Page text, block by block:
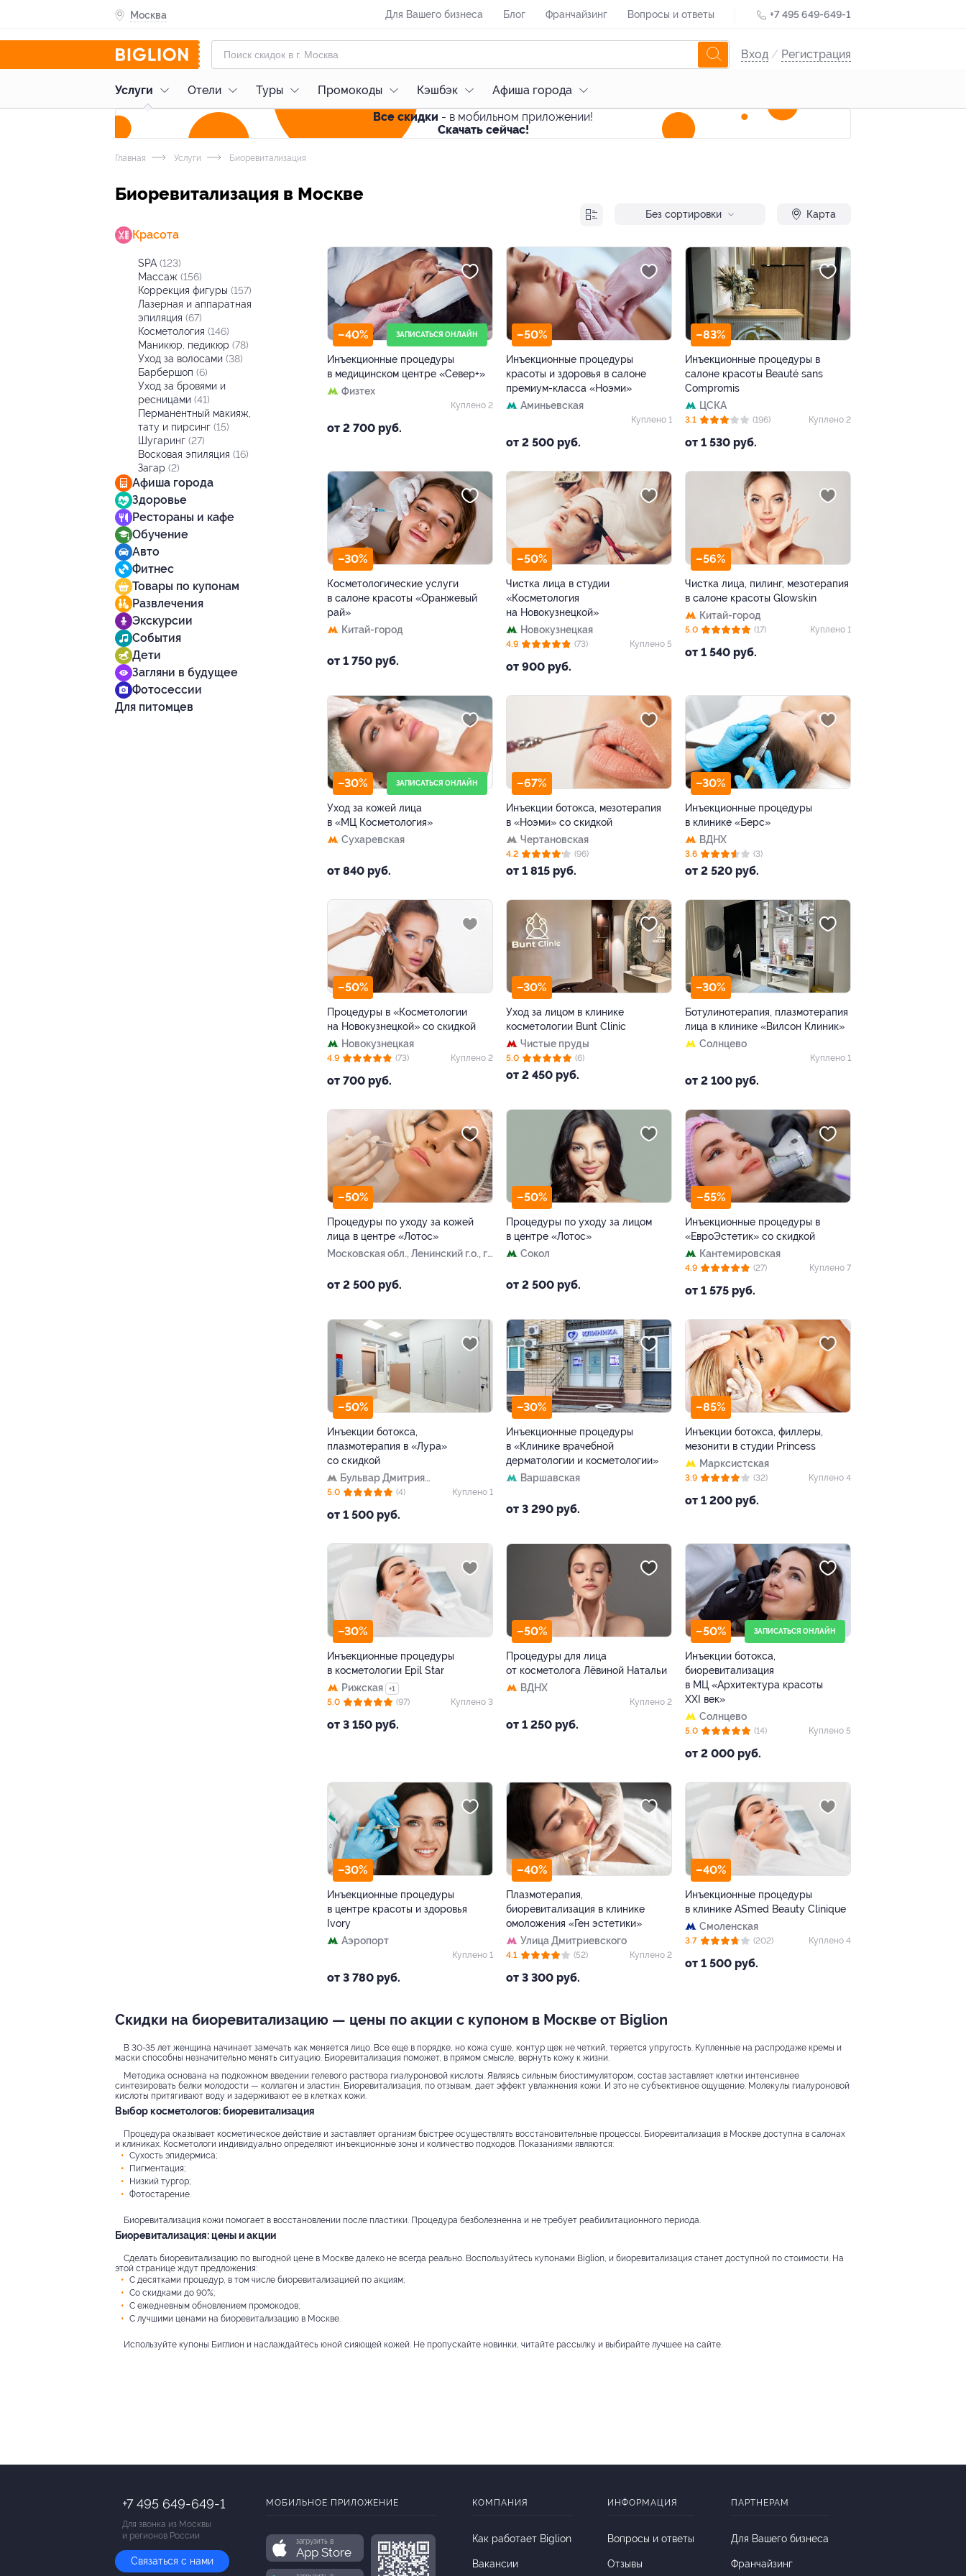
Москва Для Вашего бизнеса Блог Франчайзинг Вопросы и ответы +7 495 649-649-1
Вход / Регистрация
Услуги Отели Туры Промокоды Кэшбэк
Афиша города
Все скидки - в мобильном приложении!
Скачать сейчас!
Главная Услуги Биоревитализация
Биоревитализация в Москве
Без сортировки Карта
Афиша города
Красота
SPA (123)
Массаж (156)
Коррекция фигуры (157)
Лазерная и аппаратная
эпиляция (67)
Косметология (146)
Маникюр, педикюр (78)
Уход за волосами (38)
Барбершоп (6)
Уход за бровями и
ресницами (41)
Перманентный макияж,
тату и пирсинг (15)
Шугаринг (27)
Восковая эпиляция (16)
Загар (2)
Здоровье
Рестораны и кафе
Обучение
Авто
Фитнес
Товары по купонам
Развлечения
Экскурсии
События
Дети
Загляни в будущее
Фотосессии
Для питомцев
–40% ЗАПИСАТЬСЯ ОНЛАЙН
Инъекционные процедуры
в медицинском центре «Север+»
Физтех
от 2 700 руб.
Куплено 2
–50%
Инъекционные процедуры
красоты и здоровья в салоне
премиум-класса «Ноэми»
Аминьевская
от 2 500 руб.
Куплено 1
–83%
Инъекционные процедуры в
салоне красоты Beauté sans
Compromis
ЦСКА
от 1 530 руб.
3.1 (196) Куплено 2
–30%
Косметологические услуги
в салоне красоты «Оранжевый
рай»
Китай-город
от 1 750 руб.
–50%
Чистка лица в студии
«Косметология
на Новокузнецкой»
Новокузнецкая
от 900 руб.
4.9 (73) Куплено 5
–56%
Чистка лица, пилинг, мезотерапия
в салоне красоты Glowskin
Китай-город
от 1 540 руб.
5.0 (17) Куплено 1
–30% ЗАПИСАТЬСЯ ОНЛАЙН
Уход за кожей лица
в «МЦ Косметология»
Сухаревская
от 840 руб.
–67%
Инъекции ботокса, мезотерапия
в «Ноэми» со скидкой
Чертановская
от 1 815 руб.
4.2 (96)
–30%
Инъекционные процедуры
в клинике «Берс»
ВДНХ
от 2 520 руб.
3.6 (3)
–50%
Процедуры в «Косметологии
на Новокузнецкой» со скидкой
Новокузнецкая
от 700 руб.
4.9 (73) Куплено 2
–30%
Уход за лицом в клинике
косметологии Bunt Clinic
Чистые пруды
от 2 450 руб.
5.0 (6)
–30%
Ботулинотерапия, плазмотерапия
лица в клинике «Вилсон Клиник»
Солнцево
от 2 100 руб.
Куплено 1
–50%
Процедуры по уходу за кожей
лица в центре «Лотос»
Московская обл., Ленинский г.о., г.
от 2 500 руб.
–50%
Процедуры по уходу за лицом
в центре «Лотос»
Сокол
от 2 500 руб.
–55%
Инъекционные процедуры в
«ЕвроЭстетик» со скидкой
Кантемировская
от 1 575 руб.
4.9 (27) Куплено 7
–50%
Инъекции ботокса,
плазмотерапия в «Лура»
со скидкой
Бульвар Дмитрия
Донского
от 1 500 руб.
5.0 (4) Куплено 1
–30%
Инъекционные процедуры
в «Клинике врачебной
дерматологии и косметологии»
Варшавская
от 3 290 руб.
–85%
Инъекции ботокса, филлеры,
мезонити в студии Princess
Марксистская
от 1 200 руб.
3.9 (32) Куплено 4
–30%
Инъекционные процедуры
в косметологии Epil Star
Рижская
+1
от 3 150 руб.
5.0 (97) Куплено 3
–50%
Процедуры для лица
от косметолога Лёвиной Натальи
ВДНХ
от 1 250 руб.
Куплено 2
–50% ЗАПИСАТЬСЯ ОНЛАЙН
Инъекции ботокса,
биоревитализация
в МЦ «Архитектура красоты
XXI век»
Солнцево
от 2 000 руб.
5.0 (14) Куплено 5
–30%
Инъекционные процедуры
в центре красоты и здоровья
Ivory
Аэропорт
от 3 780 руб.
Куплено 1
–40%
Плазмотерапия,
биоревитализация в клинике
омоложения «Ген эстетики»
Улица Дмитриевского
от 3 300 руб.
4.1 (52) Куплено 2
–40%
Инъекционные процедуры
в клинике ASmed Beauty Clinique
Смоленская
от 1 500 руб.
3.7 (202) Куплено 4
Скидки на биоревитализацию — цены по акции с купоном в Москве от Biglion
В 30-35 лет женщина начинает замечать как меняется лицо. Все еще в порядке, но кожа суше, контур щек не четкий, теряется упругость. Купленные на распродаже кремы и
маски способны незначительно менять ситуацию. Биоревитализация поможет, в прямом смысле, вернуть кожу к жизни.
Методика основана на подкожном введении гелевого раствора гиалуроновой кислоты. Являясь сильным биостимулятором, состав заставляет клетки интенсивнее
синтезировать белки молодости — коллаген и эластин. Биоревитализация, по отзывам, дает эффект увлажнения кожи. И это не субъективное ощущение. Молекулы гиалуроновой
кислоты притягивают воду и задерживают ее в клетках кожи.
Выбор косметологов: биоревитализация
Процедура оказывает косметическое действие и заставляет организм быстрее осуществлять восстановительные процессы. Биоревитализация в Москве доступна в салонах
и клиниках. Косметологи индивидуально определяют инъекционные зоны и количество подходов. Показаниями являются:
Сухость эпидермиса;
Пигментация;
Низкий тургор;
Фотостарение.
Биоревитализация кожи помогает в восстановлении после пластики. Процедура безболезненна и не требует реабилитационного периода.
Биоревитализация: цены и акции
Сделать биоревитализацию по выгодной цене в Москве далеко не всегда реально. Воспользуйтесь купонами Biglion, и биоревитализация станет доступной по стоимости. На
этой странице ждут предложения:
С десятками процедур, в том числе биоревитализацией по акциям;
Со скидками до 90%;
С ежедневным обновлением промокодов;
С лучшими ценами на биоревитализацию в Москве.
Используйте купоны Биглион и наслаждайтесь юной сияющей кожей. Не пропускайте новинки, читайте рассылку и выбирайте лучшее на сайте.
+7 495 649-649-1
Для звонка из Москвы
и регионов России
Связаться с нами
МОБИЛЬНОЕ ПРИЛОЖЕНИЕ
загрузить в
App Store
КОМПАНИЯ
Как работает Biglion
Вакансии
ИНФОРМАЦИЯ
Вопросы и ответы
Отзывы
ПАРТНЕРАМ
Для Вашего бизнеса
Франчайзинг